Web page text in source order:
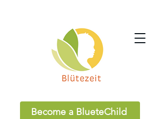
Become a BlueteChild